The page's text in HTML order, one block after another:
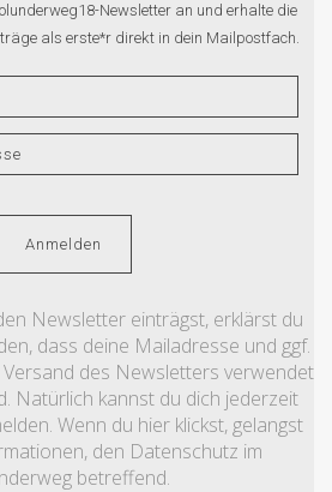
Newsletter an und erhalte die
als erste*r direkt in dein Mailpostfach.
Newsletter einträgst, erklärst du
dass deine Mailadresse und ggf.
des Newsletters verwendet
Natürlich kannst du dich jederzeit
Wenn du hier klickst, gelangst
den Datenschutz im
betreffend.